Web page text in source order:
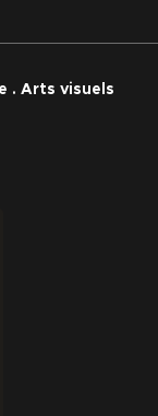
. Arts visuels